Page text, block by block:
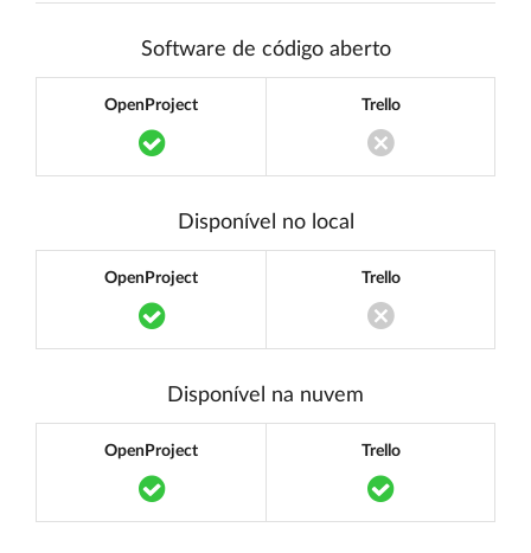
Software de código aberto
OpenProject
Translation missing:
Trello
Translation
Disponível no local
OpenProject
Translation missing:
Trello
Translation
Disponível na nuvem
OpenProject
Translation missing:
Trello